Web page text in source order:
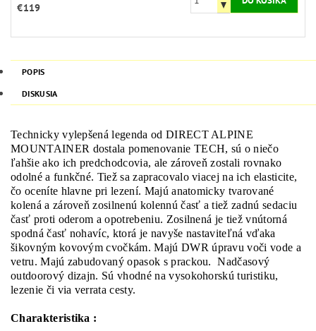
€119
POPIS
DISKUSIA
Technicky vylepšená legenda od DIRECT ALPINE
MOUNTAINER dostala pomenovanie TECH, sú o niečo
ľahšie ako ich predchodcovia, ale zároveň zostali rovnako
odolné a funkčné. Tiež sa zapracovalo viacej na ich elasticite,
čo oceníte hlavne pri lezení. Majú anatomicky tvarované
kolená a zároveň zosilnenú kolennú časť a tiež zadnú sedaciu
časť proti oderom a opotrebeniu. Zosilnená je tiež vnútorná
spodná časť nohavíc, ktorá je navyše nastaviteľná vďaka
šikovným kovovým cvočkám. Majú DWR úpravu voči vode a
vetru. Majú zabudovaný opasok s prackou. Nadčasový
outdoorový dizajn. Sú vhodné na vysokohorskú turistiku,
lezenie či via verrata cesty.
Charakteristika :